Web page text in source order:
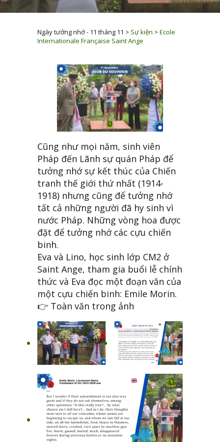
Ngày tưởng nhớ - 11 tháng 11 > Sự kiện >Ecole
Internationale Française Saint Ange
Cũng như mọi năm, sinh viên
Pháp đến Lãnh sự quán Pháp để
tưởng nhớ sự kết thúc của Chiến
tranh thế giới thứ nhất (1914-
1918) nhưng cũng để tưởng nhớ
tất cả những người đã hy sinh vì
nước Pháp. Những vòng hoa được
đặt để tưởng nhớ các cựu chiến
binh.
Eva và Lino, học sinh lớp CM2 ở
Saint Ange, tham gia buổi lễ chính
thức và Eva đọc một đoạn văn của
một cựu chiến binh: Emile Morin.
👉 Toàn văn trong ảnh